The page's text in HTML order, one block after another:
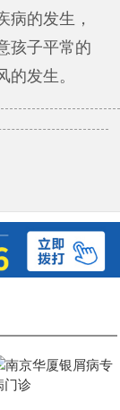
病的发生，
孩子平常的
发生。